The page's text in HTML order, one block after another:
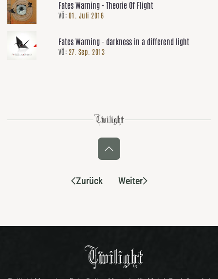
Fates Warning - Theorie Of Flight
VÖ: 01. Juli 2016
Fates Warning - darkness in a differend light
VÖ: 27. Sep. 2013
Zurück Weiter